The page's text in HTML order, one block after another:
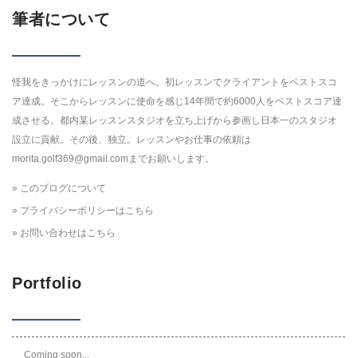
筆者について
怪我をきっかけにレッスンの道へ。初レッスンでクライアントをベストスコ
ア達成。そこからレッスンに使命を感じ14年間で約6000人をベストスコア達
成させる。都内某レッスンスタジオを立ち上げから参画し日本一のスタジオ
設立に貢献。その後、独立。レッスンやお仕事の依頼は
morita.golf369@gmail.comまでお願いします。
» このブログについて
» プライバシーポリシーはこちら
» お問い合わせはこちら
Portfolio
Coming soon...